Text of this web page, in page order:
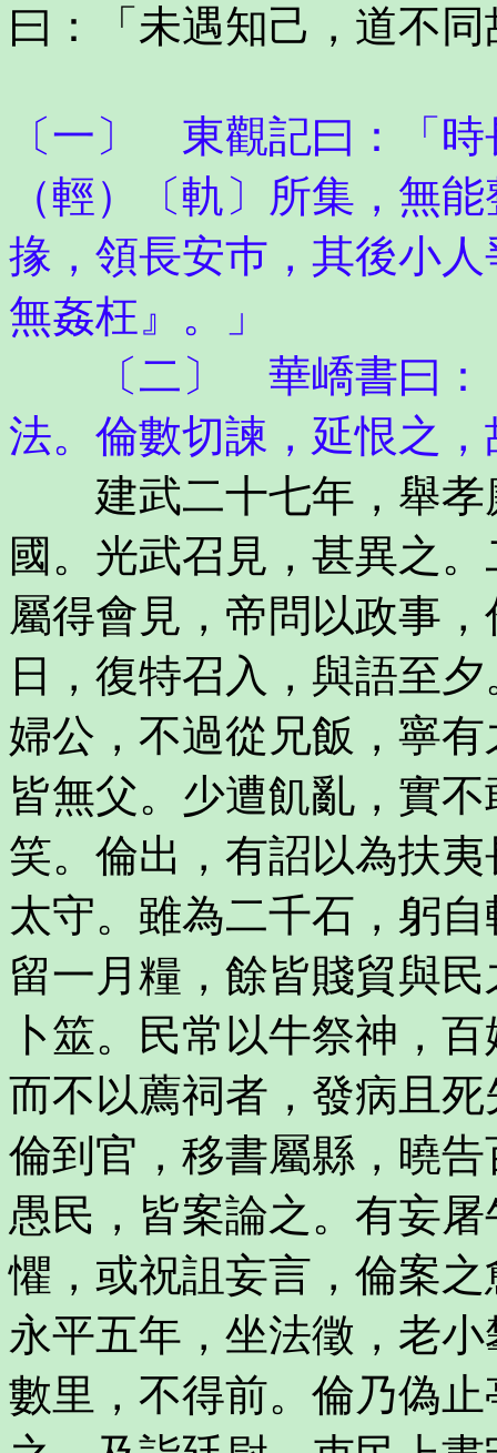
曰：「未遇知己，道不
〔一〕 東觀記曰：「
（輕）〔軌〕所集，無
掾，領長安巿，其後小
無姦枉』。」
〔二〕 華嶠書曰：「
法。倫數切諫，延恨之
建武二十七年，舉孝
國。光武召見，甚異之
屬得會見，帝問以政事
日，復特召入，與語至
婦公，不過從兄飯，寧
皆無父。少遭飢亂，實
笑。倫出，有詔以為扶
太守。雖為二千石，躬
留一月糧，餘皆賤貿與
卜筮。民常以牛祭神，
而不以薦祠者，發病且
倫到官，移書屬縣，曉
愚民，皆案論之。有妄
懼，或祝詛妄言，倫案
永平五年，坐法徵，老
數里，不得前。倫乃偽